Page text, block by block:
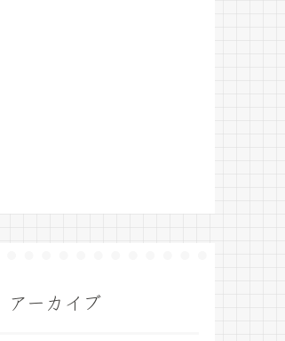
アーカイブ